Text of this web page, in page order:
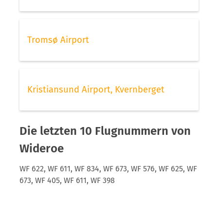
Tromsø Airport
Kristiansund Airport, Kvernberget
Die letzten 10 Flugnummern von
Wideroe
WF 622, WF 611, WF 834, WF 673, WF 576, WF 625, WF
673, WF 405, WF 611, WF 398